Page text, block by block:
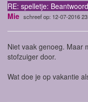
RE: spelletje:
Mie schreef op: 12-07-2016
Niet vaak genoeg. Maar
stofzuiger door.
Wat doe je op vakantie